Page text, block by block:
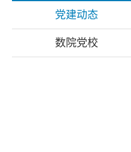
党建动态
数院党校